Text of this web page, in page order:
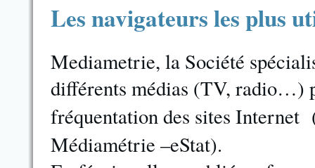
Les navigateurs les plus
Mediametrie, la Société
différents médias (TV, radio…)
fréquentation des sites Internet
Médiamétrie –eStat).